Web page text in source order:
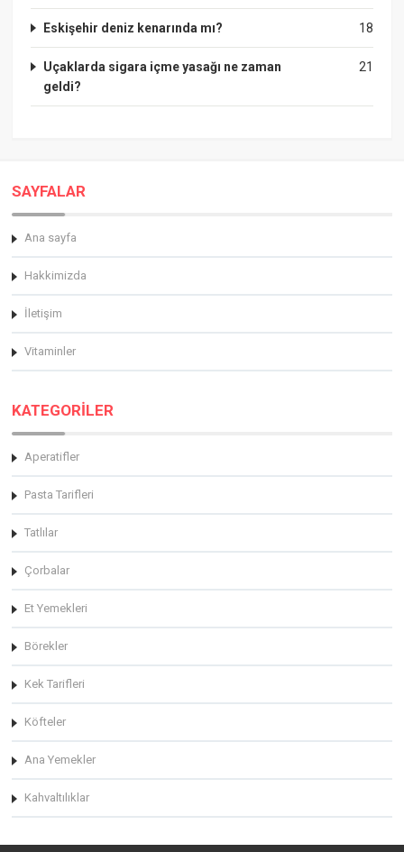
18
Eskişehir deniz kenarında mı?
21
Uçaklarda sigara içme yasağı ne zaman
geldi?
SAYFALAR
Ana sayfa
Hakkimizda
İletişim
Vitaminler
KATEGORİLER
Aperatifler
Pasta Tarifleri
Tatlılar
Çorbalar
Et Yemekleri
Börekler
Kek Tarifleri
Köfteler
Ana Yemekler
Kahvaltılıklar